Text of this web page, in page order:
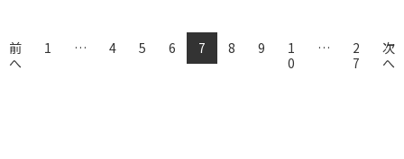
前
へ
1 … 4 5 6 7 (current)
8 9
1
0
…
2
7
次
へ